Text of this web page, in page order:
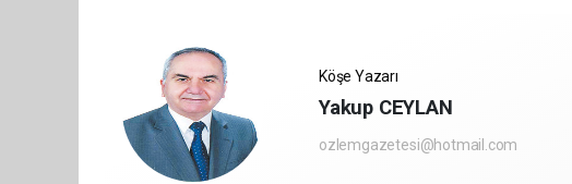
Köşe Yazarı
Yakup CEYLAN
ozlemgazetesi@hotmail.com